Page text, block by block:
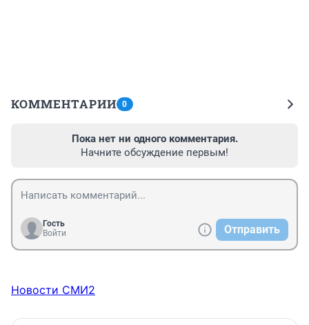
КОММЕНТАРИИ 0
Пока нет ни одного комментария.
Начните обсуждение первым!
Гость
Войти
Отправить
Новости СМИ2